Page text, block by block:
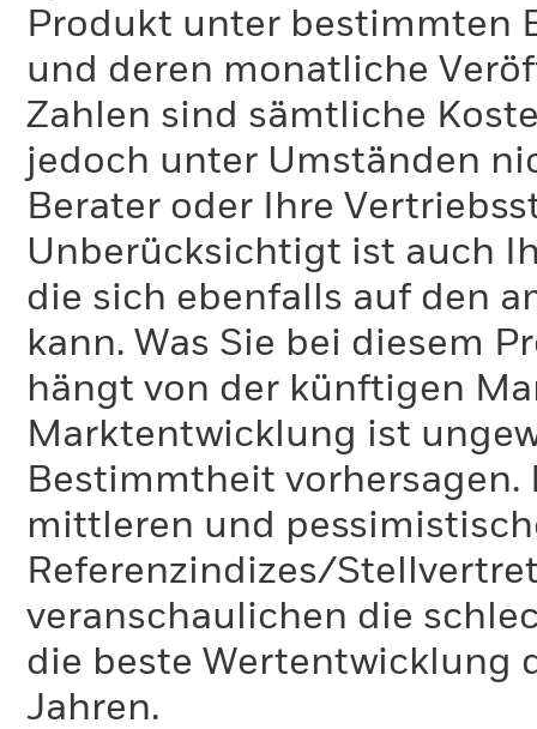
Produkt unter bestimmten
und deren monatliche
Zahlen sind sämtliche
jedoch unter Umständen
Berater oder Ihre
Unberücksichtigt ist auch
die sich ebenfalls auf den
kann. Was Sie bei diesem
hängt von der künftigen
Marktentwicklung ist
Bestimmtheit
mittleren und
Referenzindizes/
veranschaulichen die
die beste Wertentwicklung
Jahren.